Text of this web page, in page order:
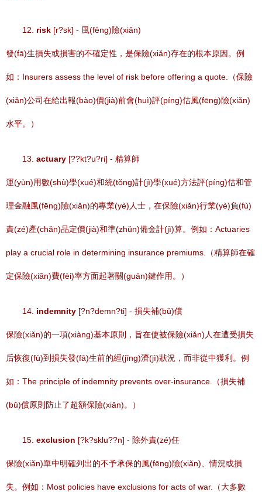
12. risk [r?sk] - 風(fēng)險(xiǎn)
發(fā)生損失或損害的不確定性，是保險(xiǎn)存在的根本原因。例
如：Insurers assess the level of risk before offering a quote.（保險
(xiǎn)公司在給出報(bào)價(jià)前會(huì)評(píng)估風(fēng)險(xiǎn)
水平。）
13. actuary [??kt?u?ri] - 精算師
運(yùn)用數(shù)學(xué)和統(tǒng)計(jì)學(xué)方法評(píng)估和管
理金融風(fēng)險(xiǎn)的專業(yè)人士，在保險(xiǎn)行業(yè)負(fù)
責(zé)產(chǎn)品定價(jià)和準(zhǔn)備金計(jì)算。例如：Actuaries
play a crucial role in determining insurance premiums.（精算師在確
定保險(xiǎn)費(fèi)率方面起著關(guān)鍵作用。）
14. indemnity [?n?demn?ti] - 損失補(bǔ)償
保險(xiǎn)的一項(xiàng)基本原則，旨在使被保險(xiǎn)人在遭受損失
后恢復(fù)到損失發(fā)生前的經(jīng)濟(jì)狀況，而非從中獲利。例
如：The principle of indemnity prevents over-insurance.（損失補
(bǔ)償原則防止了超額保險(xiǎn)。）
15. exclusion [?k?sklu??n] - 除外責(zé)任
保險(xiǎn)單中明確列出的不予承保的風(fēng)險(xiǎn)、情況或損
失。例如：Most policies have exclusions for acts of war.（大多數